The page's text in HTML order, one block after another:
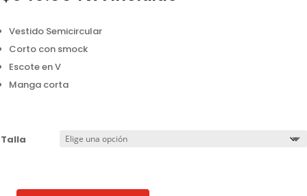
Vestido Semicircular
Corto con smock
Escote en V
Manga corta
Talla